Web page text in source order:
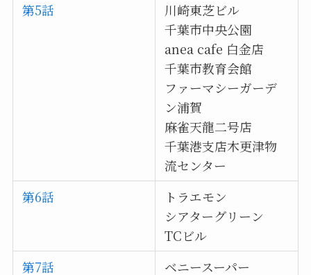
第5話
川崎東芝ビル
千葉市中央公園
anea cafe 白金店
千葉市教育会館
ファーマシーガーデ
ン浦賀
麻雀天龍二号店
千葉港支店木更津物
流センター
第6話
トラエモン
シアターグリーン
TCビル
第7話
ベニースーパー